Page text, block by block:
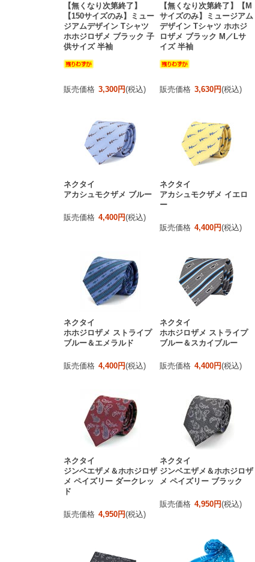
【無くなり次第終了】
【150サイズのみ】ミュー
ジアムデザイン Tシャツ
ホホジロザメ ブラック 子
供サイズ 半袖
販売価格 3,300円(税込)
【無くなり次第終了】【M
サイズのみ】ミュージアム
デザイン Tシャツ ホホジ
ロザメ ブラック M／Lサ
イズ 半袖
販売価格 3,630円(税込)
ネクタイ
アカシュモクザメ ブルー
販売価格 4,400円(税込)
ネクタイ
アカシュモクザメ イエロ
ー
販売価格 4,400円(税込)
ネクタイ
ホホジロザメ ストライプ
ブルー＆エメラルド
販売価格 4,400円(税込)
ネクタイ
ホホジロザメ ストライプ
ブルー＆スカイブルー
販売価格 4,400円(税込)
ネクタイ
ジンベエザメ＆ホホジロザ
メ ペイズリー ダークレッ
ド
販売価格 4,950円(税込)
ネクタイ
ジンベエザメ＆ホホジロザ
メ ペイズリー ブラック
販売価格 4,950円(税込)